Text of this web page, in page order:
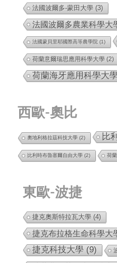
法國波爾多-蒙田大學 (3)
法國波爾多農業科學大
法國蒙貝里耶國際高等農學院 (1)
荷蘭意爾瑞思應用科學大學 (2)
荷蘭海牙應用科學大學
西歐-奧比
奧地利格拉茲科技大學 (2) 比
比利時布魯塞爾自由大學 (2) 荷
東歐-波捷
捷克奧斯特拉瓦大學 (4)
捷克布拉格生命科學大
捷克科技大學 (9)